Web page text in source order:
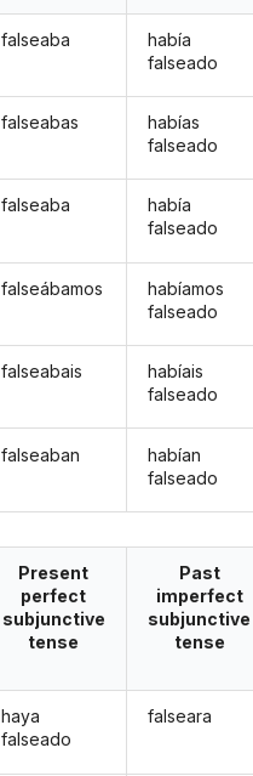
falseaba
falseabas
falseaba
falseábamos
falseabais
falseaban
había
falseado
habías
falseado
había
falseado
habíamos
falseado
habíais
falseado
habían
falseado
Present
perfect
subjunctive
tense
haya
falseado
Past
imperfect
subjunctive
tense
falseara